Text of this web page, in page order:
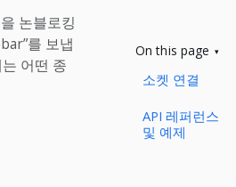
논블로킹
를 보냅
어떤 종
On this page
소켓 연결
API 레퍼런스
및 예제